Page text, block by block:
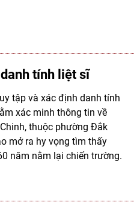
tính liệt sĩ
tập và xác định danh tính
xác minh thông tin về
thuộc phường Đắk
mở ra hy vọng tìm thấy
năm nằm lại chiến trường.